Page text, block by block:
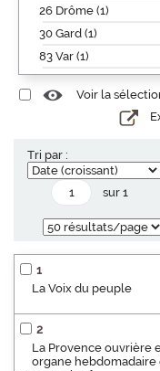
26 Drôme (1)
30 Gard (1)
83 Var (1)
Voir la
Tri par :
sur 1
1
La Voix du peuple
2
La Provence ouvrière
organe hebdomadaire